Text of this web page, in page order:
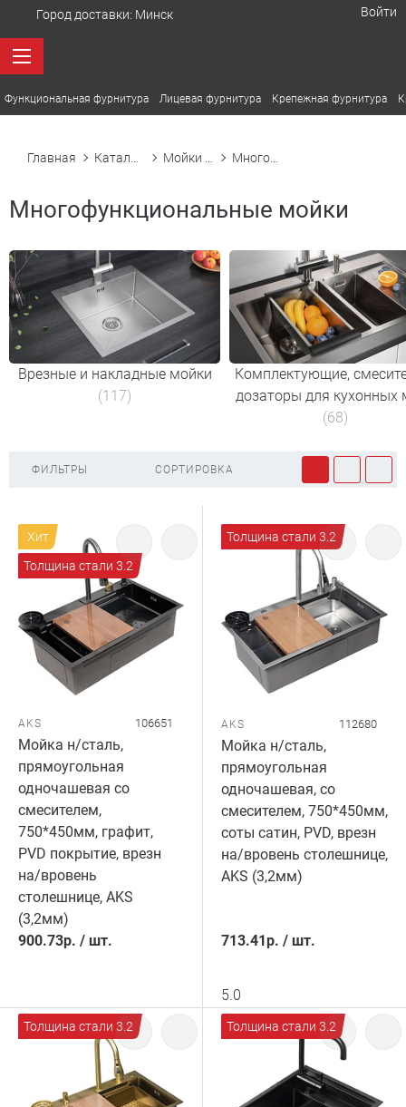
Город доставки: Минск Войти
Функциональная фурнитура Лицевая фурнитура Крепежная фурнитура
Главная
Многофункциональные мойки
Врезные и накладные мойки
(117)
Комплектующие,
дозаторы для кухонных
(68)
ФИЛЬТРЫ СОРТИРОВКА
Хит
Толщина стали 3.2
AKS 106651
Мойка н/сталь,
прямоугольная
одночашевая со
смесителем,
750*450мм, графит,
PVD покрытие, врезн
на/вровень
столешнице, AKS
(3,2мм)
900.73р. / шт.
Толщина стали 3.2
AKS 112680
Мойка н/сталь,
прямоугольная
одночашевая, со
смесителем, 750*450мм,
соты сатин, PVD, врезн
на/вровень столешнице,
AKS (3,2мм)
713.41р. / шт.
5.0
Толщина стали 3.2 Толщина стали 3.2